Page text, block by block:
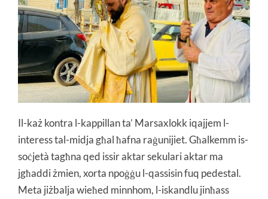
Il-każ kontra l-kappillan ta’ Marsaxlokk iqajjem l-
interess tal-midja għal ħafna raġunijiet. Għalkemm is-
soċjetà tagħna qed issir aktar sekulari aktar ma
jgħaddi żmien, xorta npoġġu l-qassisin fuq pedestal.
Meta jiżbalja wieħed minnhom, l-iskandlu jinħass